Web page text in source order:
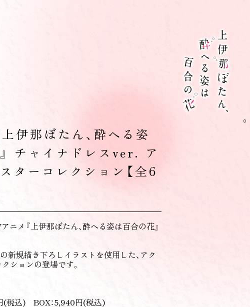
伊那ぼたん、酔へる姿
チャイナドレスver. ア
ターコレクション【全6
ニメ『上伊那ぼたん、酔へる姿は百合の花』
新規描き下ろしイラストを使用した、アク
ションの登場です。
(税込) BOX：5,940円(税込)